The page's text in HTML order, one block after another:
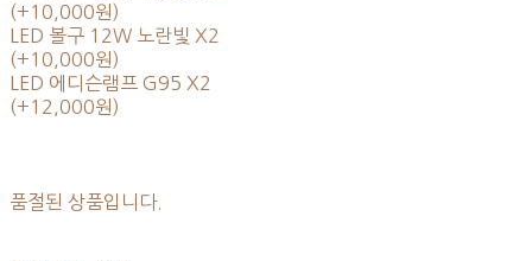
(+10,000원)
LED 볼구 12W 노란빛 X2
(+10,000원)
LED 에디슨램프 G95 X2
(+12,000원)
품절된 상품입니다.